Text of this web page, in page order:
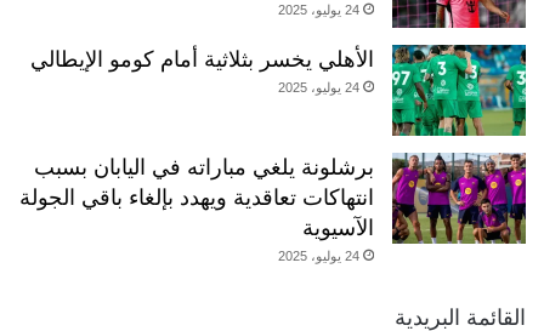
24 يوليو، 2025
الأهلي يخسر بثلاثية أمام كومو الإيطالي
24 يوليو، 2025
برشلونة يلغي مباراته في اليابان بسبب
انتهاكات تعاقدية ويهدد بإلغاء باقي الجولة
الآسيوية
24 يوليو، 2025
القائمة البريدية